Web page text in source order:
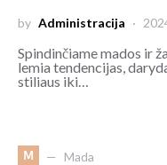
by Administracija
Spindinčiame mados ir
lemia tendencijas,
stiliaus iki…
M Mada